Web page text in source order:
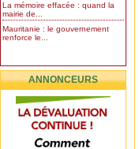
La mémoire effacée : quand la
mairie de...
Mauritanie : le gouvernement
renforce le...
ANNONCEURS